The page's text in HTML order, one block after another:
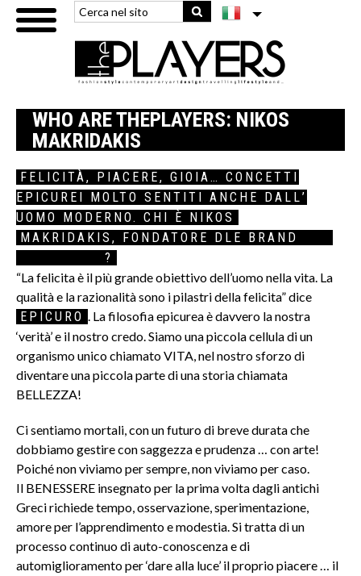
WHO ARE THEPLAYERS: NIKOS
MAKRIDAKIS
FELICITÀ, PIACERE, GIOIA… CONCETTI
EPICUREI MOLTO SENTITI ANCHE DALL’
UOMO MODERNO. CHI È NIKOS
MAKRIDAKIS, FONDATORE DLE BRAND
?
“La felicita è il più grande obiettivo dell’uomo nella vita. La
qualità e la razionalità sono i pilastri della felicita” dice
EPICURO . La filosofia epicurea è davvero la nostra
‘verità’ e il nostro credo. Siamo una piccola cellula di un
organismo unico chiamato VITA, nel nostro sforzo di
diventare una piccola parte di una storia chiamata
BELLEZZA!
Ci sentiamo mortali, con un futuro di breve durata che
dobbiamo gestire con saggezza e prudenza … con arte!
Poiché non viviamo per sempre, non viviamo per caso.
Il BENESSERE insegnato per la prima volta dagli antichi
Greci richiede tempo, osservazione, sperimentazione,
amore per l’apprendimento e modestia. Si tratta di un
processo continuo di auto-conoscenza e di
automiglioramento per ‘dare alla luce’ il proprio piacere … il